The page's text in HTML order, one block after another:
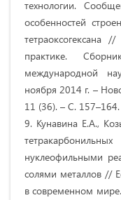
технологии.
особенностей
тетраоксогексана
практике.
международной
ноября 2014 г. –
11 (36). – С. 157–164.
9. Кунавина Е.А.,
нуклеофильными
солями металлов //
в современном